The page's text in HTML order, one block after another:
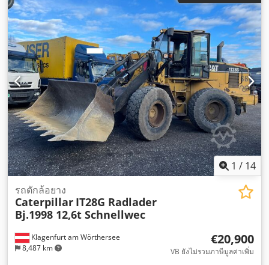
1 / 14
Klagenfurt am Wörthersee
8,487 km
รถตักล้อยาง
Caterpillar IT28G Radlader
Bj.1998 12,6t Schnellwec
€20,900
VB ยังไม่รวมภาษีมูลค่าเพิ่ม